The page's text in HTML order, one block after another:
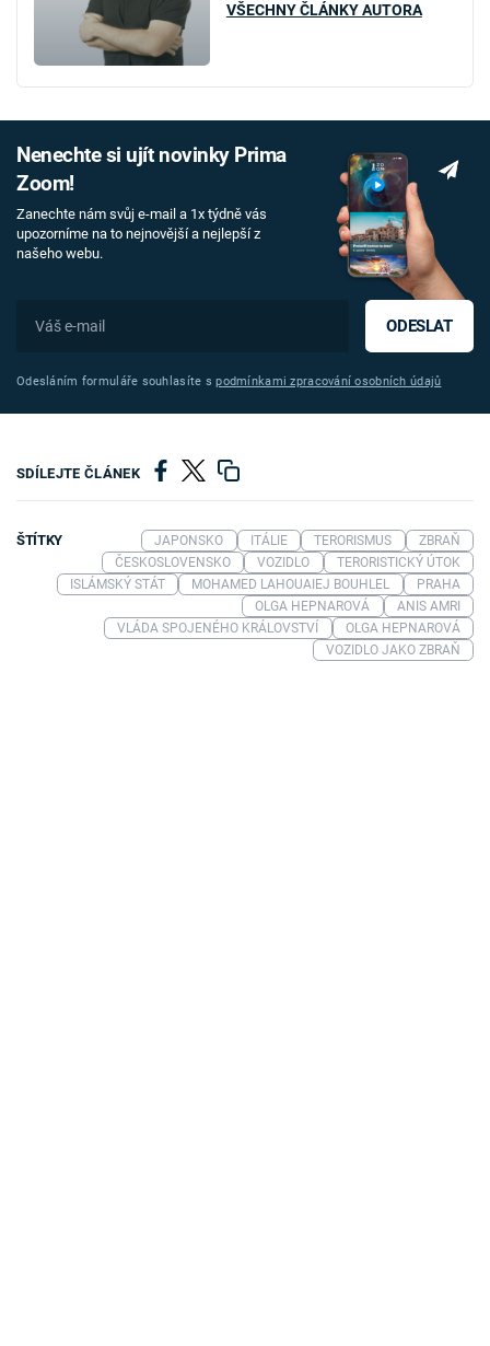
VŠECHNY ČLÁNKY AUTORA
Nenechte si ujít novinky Prima
Zoom!
Zanechte nám svůj e-mail a 1x týdně vás
upozorníme na to nejnovější a nejlepší z
našeho webu.
ODESLAT
Odesláním formuláře souhlasíte spodmínkami zpracování osobních údajů
SDÍLEJTE ČLÁNEK
ŠTÍTKY JAPONSKO ITÁLIE TERORISMUS
ZBRAŇ
ČESKOSLOVENSKO
VOZIDLO
TERORISTICKÝ ÚTOK
ISLÁMSKÝ STÁT
MOHAMED LAHOUAIEJ BOUHLEL
PRAHA
OLGA HEPNAROVÁ
ANIS AMRI
VLÁDA SPOJENÉHO KRÁLOVSTVÍ
OLGA HEPNAROVÁ
VOZIDLO JAKO ZBRAŇ